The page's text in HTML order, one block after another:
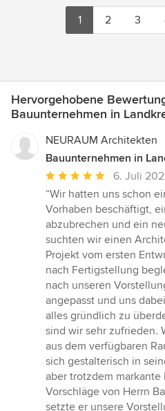
1 2 3
Hervorgehobene
Bauunternehmen in
NEURAUM Architekten
Bauunternehmen in
Durchschnittliche
Bewertung:
5
von
5
Sternen
6. Juli
“Wir hatten uns schon
Vorhaben beschäftigt,
abzubrechen und ein
suchten wir einen
Projekt vom ersten
nach Fertigstellung
nach unseren
angepasst und uns
alles gründlich zu
sind wir sehr zufrieden.
aus dem verfügbaren
sich gestalterisch in
aber trotzdem
Vorschläge von Herrn
setzte er unsere